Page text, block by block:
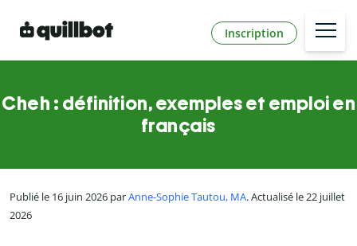
Inscription
Cheh : définition, exemples et emploi en
français
Publié le 16 juin 2026 parAnne-Sophie Tautou, MA. Actualisé le 22 juillet
2026